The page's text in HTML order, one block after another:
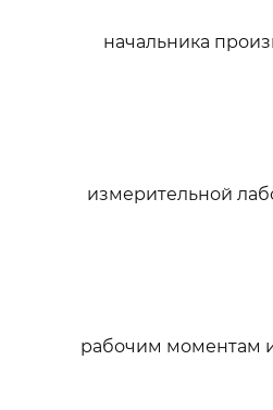
начальника
измерительной
рабочим моментам